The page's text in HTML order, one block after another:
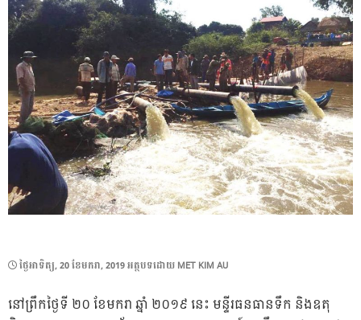
POSTED
ថ្ងៃ​អាទិត្យ, 20 ខែ​មករា, 2019អត្ថបទដោយ MET KIM AU
នៅព្រឹកថ្ងៃទី ២០ ខែមករា ឆ្នាំ ២០១៩ នេះ មន្ទីរធនធានទឹក និងឧតុ